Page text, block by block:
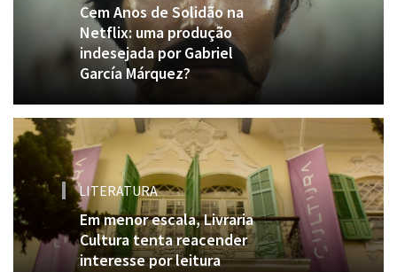
Cem Anos de Solidão na
Netflix: uma produção
indesejada por Gabriel
García Márquez?
LITERATURA
Em menor escala, Livraria
Cultura tenta reacender
interesse por leitura